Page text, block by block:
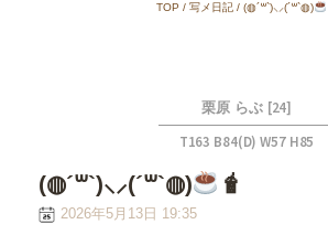
TOP / 写メ日記/ (◍´꒳​`)⸜⸝(´꒳​`◍)
栗原 らぶ [24]
T163 B84(D) W57 H85
(◍´꒳​`)⸜⸝(´꒳​`◍) 🧋
2026年5月13日 19:35